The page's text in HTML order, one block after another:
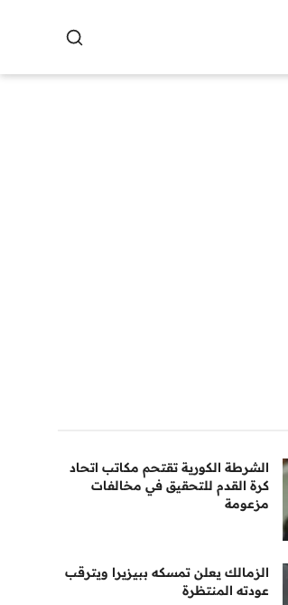
الشرطة الكورية تقتحم مكاتب اتحاد
كرة القدم للتحقيق في مخالفات
مزعومة
الزمالك يعلن تمسكه ببيزيرا ويترقب
عودته المنتظرة